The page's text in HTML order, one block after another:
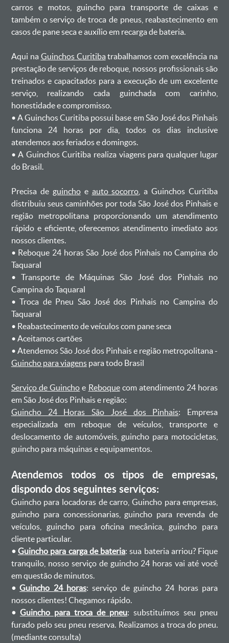
carros e motos, guincho para transporte de caixas e
também o serviço de troca de pneus, reabastecimento em
casos de pane seca e auxílio em recarga de bateria. ㅤㅤ
Aqui na Guinchos Curitiba trabalhamos com excelência na
prestação de serviços de reboque, nossos profissionais são
treinados e capacitados para a execução de um excelente
serviço, realizando cada guinchada com carinho,
honestidade e compromisso.
ㅤㅤ• A Guinchos Curitiba possui base em São José dos Pinhais
funciona 24 horas por dia, todos os dias inclusive
atendemos aos feriados e domingos.
ㅤㅤ• A Guinchos Curitiba realiza viagens para qualquer lugar
do Brasil.
Precisa de guinchoe auto socorro , a Guinchos Curitiba
distribuiu seus caminhões por toda São José dos Pinhais e
região metropolitana proporcionando um atendimento
rápido e eficiente, oferecemos atendimento imediato aos
nossos clientes.
ㅤㅤ• Reboque 24 horas São José dos Pinhais no Campina do
Taquaral
ㅤㅤ• Transporte de Máquinas São José dos Pinhais no
Campina do Taquaral
ㅤㅤ• Troca de Pneu São José dos Pinhais no Campina do
Taquaral
ㅤㅤ• Reabastecimento de veículos com pane seca
ㅤㅤ• Aceitamos cartões
ㅤㅤ• Atendemos São José dos Pinhais e região metropolitana -
Guincho para viagenspara todo Brasil
Serviço de Guincho e Reboquecom atendimento 24 horas
em São José dos Pinhais e região:
Guincho 24 Horas São José dos Pinhais: Empresa
especializada em reboque de veículos, transporte e
deslocamento de automóveis, guincho para motocicletas,
guincho para máquinas e equipamentos.
Atendemos todos os tipos de empresas,
dispondo dos seguintes serviços:
Guincho para locadoras de carro, Guincho para empresas,
guincho para concessionarias, guincho para revenda de
veículos, guincho para oficina mecânica, guincho para
cliente particular.
•Guincho para carga de bateria: sua bateria arriou? Fique
tranquilo, nosso serviço de guincho 24 horas vai até você
em questão de minutos.
•Guincho 24 horas: serviço de guincho 24 horas para
nossos clientes! Chegamos rápido.
• Guincho para troca de pneu: substituímos seu pneu
furado pelo seu pneu reserva. Realizamos a troca do pneu.
(mediante consulta)